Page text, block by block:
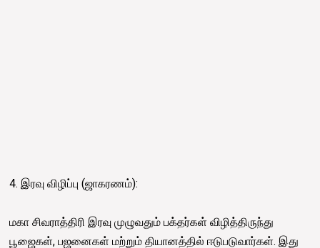
4. இரவு விழிப்பு (ஜாகரணம்):
மகா சிவராத்திரி இரவு முழுவதும் பக்தர்கள் விழித்திருந்து
பூஜைகள், பஜனைகள் மற்றும் தியானத்தில் ஈடுபடுவார்கள். இது